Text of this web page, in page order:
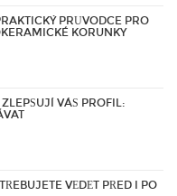
PRŮVODCE PRO
KORUNKY
VÁŠ PROFIL:
VĚDĚT PŘED I PO